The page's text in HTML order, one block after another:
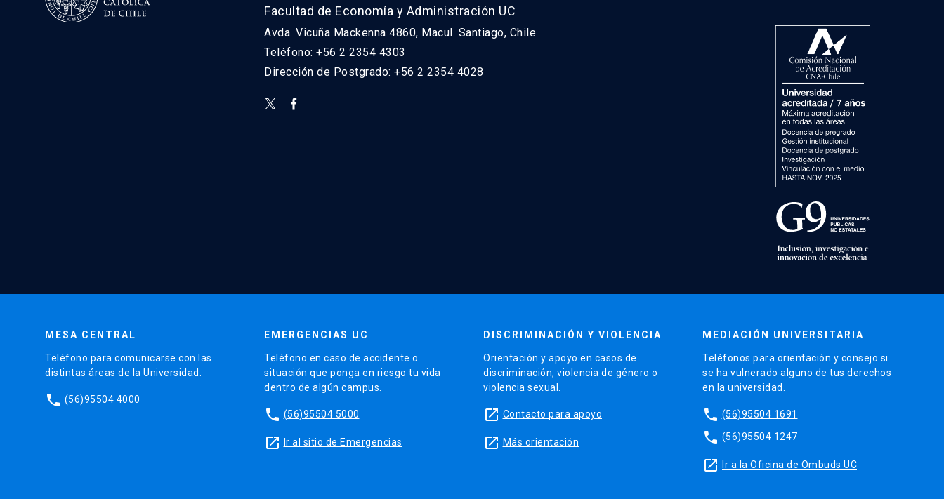
Facultad de Economía y Administración UC
Avda. Vicuña Mackenna 4860, Macul. Santiago, Chile
Teléfono: +56 2 2354 4303
Dirección de Postgrado: +56 2 2354 4028
MESA CENTRAL
Teléfono para comunicarse con las
distintas áreas de la Universidad.
phone (56)95504 4000
EMERGENCIAS UC
Teléfono en caso de accidente o
situación que ponga en riesgo tu vida
dentro de algún campus.
phone (56)95504 5000
launch Ir al sitio de Emergencias
DISCRIMINACIÓN Y VIOLENCIA
Orientación y apoyo en casos de
discriminación, violencia de género o
violencia sexual.
launch Contacto para apoyo
launch Más orientación
MEDIACIÓN UNIVERSITARIA
Teléfonos para orientación y consejo si
se ha vulnerado alguno de tus derechos
en la universidad.
phone (56)95504 1691
phone (56)95504 1247
launch Ir a la Oficina de Ombuds UC